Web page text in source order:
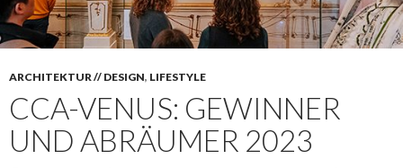
ARCHITEKTUR // DESIGN, LIFESTYLE
CCA-VENUS: GEWINNER
UND ABRÄUMER 2023